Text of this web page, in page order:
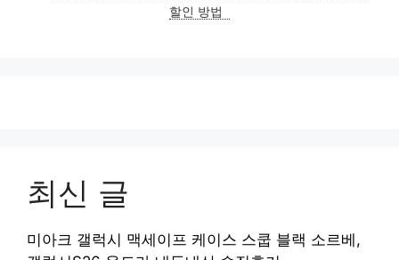
할인 방법
최신 글
미아크 갤럭시 맥세이프 케이스 스쿱 블랙 소르베,